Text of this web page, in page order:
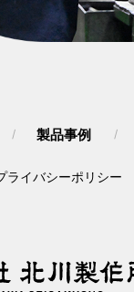
製品事例
ライバシーポリシー